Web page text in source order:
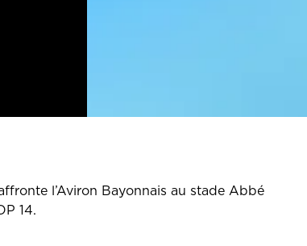
l’Aviron Bayonnais au stade Abbé
14.